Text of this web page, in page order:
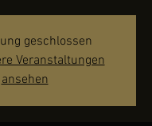
geschlossen
Veranstaltungen
ansehen